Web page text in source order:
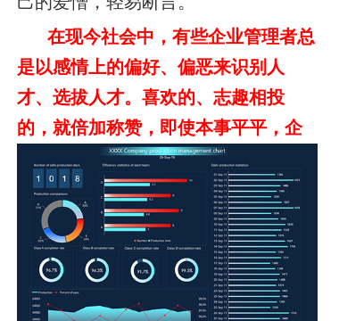
在现今社会中，有些企业管理者总
是以感情上的偏好、偏恶来识别人
才、选拔人才。喜欢的、志趣相投
的，就倍加称赞， 即使本事平平，企